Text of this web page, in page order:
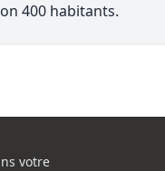
400 habitants.
votre